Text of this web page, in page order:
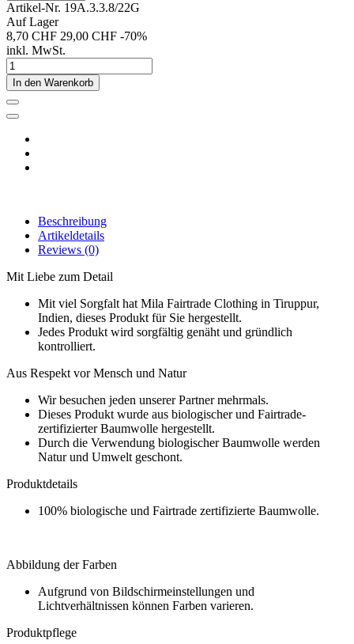
Artikel-Nr. 19A.3.3.8/22G
Auf Lager
8,70 CHF 29,00 CHF -70%
inkl. MwSt.
In den Warenkorb
Beschreibung
Artikeldetails
Reviews (0)
Mit Liebe zum Detail
Mit viel Sorgfalt hat Mila Fairtrade Clothing in Tiruppur,
Indien, dieses Produkt für Sie hergestellt.
Jedes Produkt wird sorgfältig genäht und gründlich
kontrolliert.
Aus Respekt vor Mensch und Natur
Wir besuchen jeden unserer Partner mehrmals.
Dieses Produkt wurde aus biologischer und Fairtrade-
zertifizierter Baumwolle hergestellt.
Durch die Verwendung biologischer Baumwolle werden
Natur und Umwelt geschont.
Produktdetails
100% biologische und Fairtrade zertifizierte Baumwolle.
Abbildung der Farben
Aufgrund von Bildschirmeinstellungen und
Lichtverhältnissen können Farben varieren.
Produktpflege